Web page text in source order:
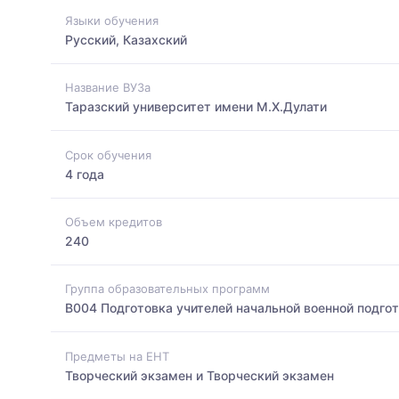
Языки обучения
Русский, Казахский
Название ВУЗа
Таразский университет имени М.Х.Дулати
Срок обучения
4 года
Объем кредитов
240
Группа образовательных программ
B004 Подготовка учителей начальной военной
Предметы на ЕНТ
Творческий экзамен и Творческий экзамен